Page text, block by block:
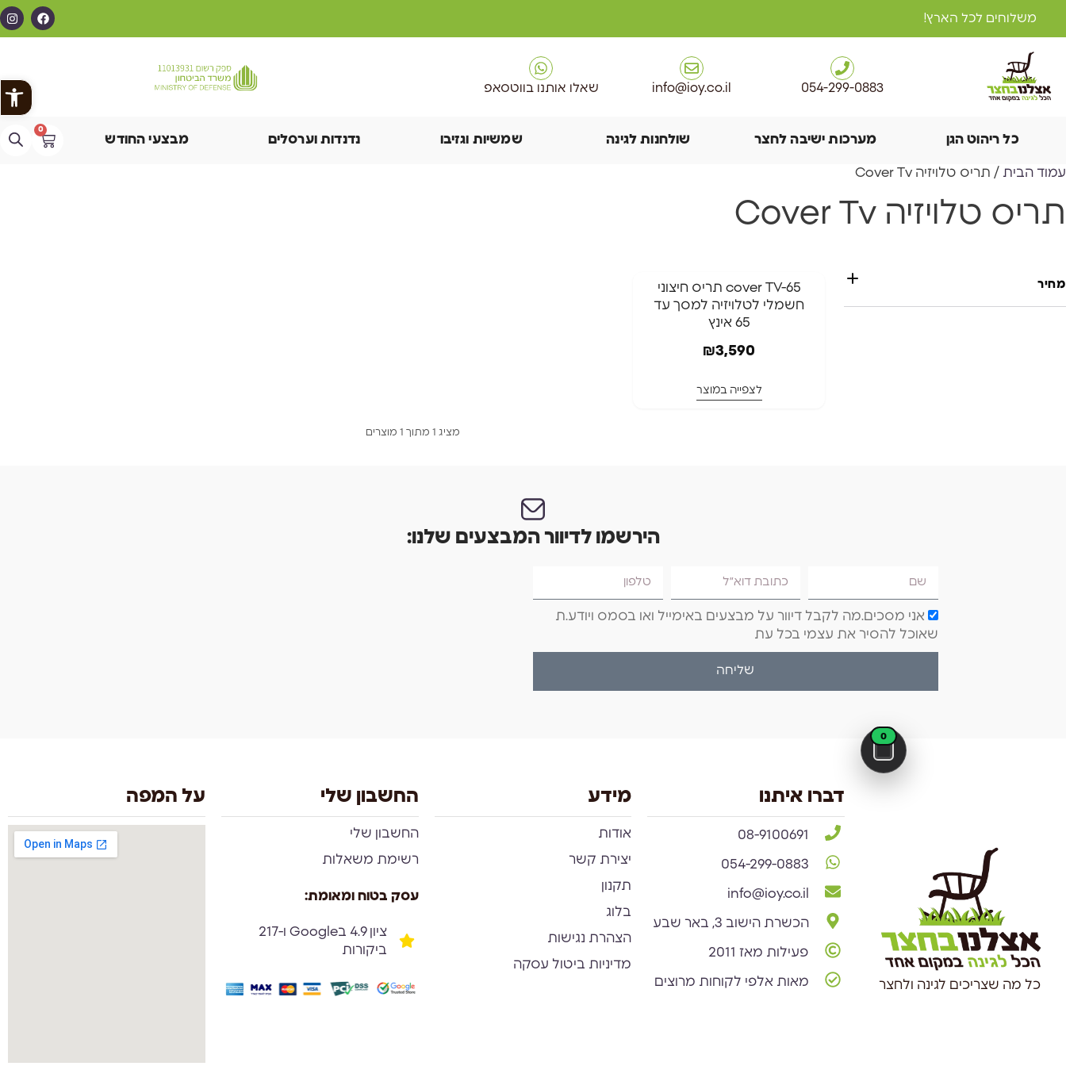
משלוחים לכל הארץ!
054-299-0883
info@ioy.co.il שאלו אותנו בווטסאפ
כל ריהוט הגן מערכות ישיבה לחצר שולחנות לגינה שמשיות וגזיבו נדנדות וערסלים מבצעי החודש
0
עמוד הבית / תריס טלויזיה Cover Tv
תריס טלויזיה Cover Tv
מחיר
cover TV-65 תריס חיצוני
חשמלי לטלויזיה למסך עד
65 אינץ
₪3,590
לצפייה במוצר
מציג 1 מתוך 1 מוצרים
הירשמו לדיוור המבצעים שלנו:
אני מסכים.מה לקבל דיוור על מבצעים באימייל ואו בסמס ויודע.ת
שאוכל להסיר את עצמי בכל עת
שליחה
כל מה שצריכים לגינה ולחצר
דברו איתנו
08-9100691
054-299-0883
info@ioy.co.il
הכשרת הישוב 3, באר שבע
פעילות מאז 2011
מאות אלפי לקוחות מרוצים
מידע
אודות
יצירת קשר
תקנון
בלוג
הצהרת נגישות
מדיניות ביטול עסקה
החשבון שלי
החשבון שלי
רשימת משאלות
עסק בטוח ומאומת:
ציון 4.9 בGoogle ו-217
ביקורות
על המפה
0